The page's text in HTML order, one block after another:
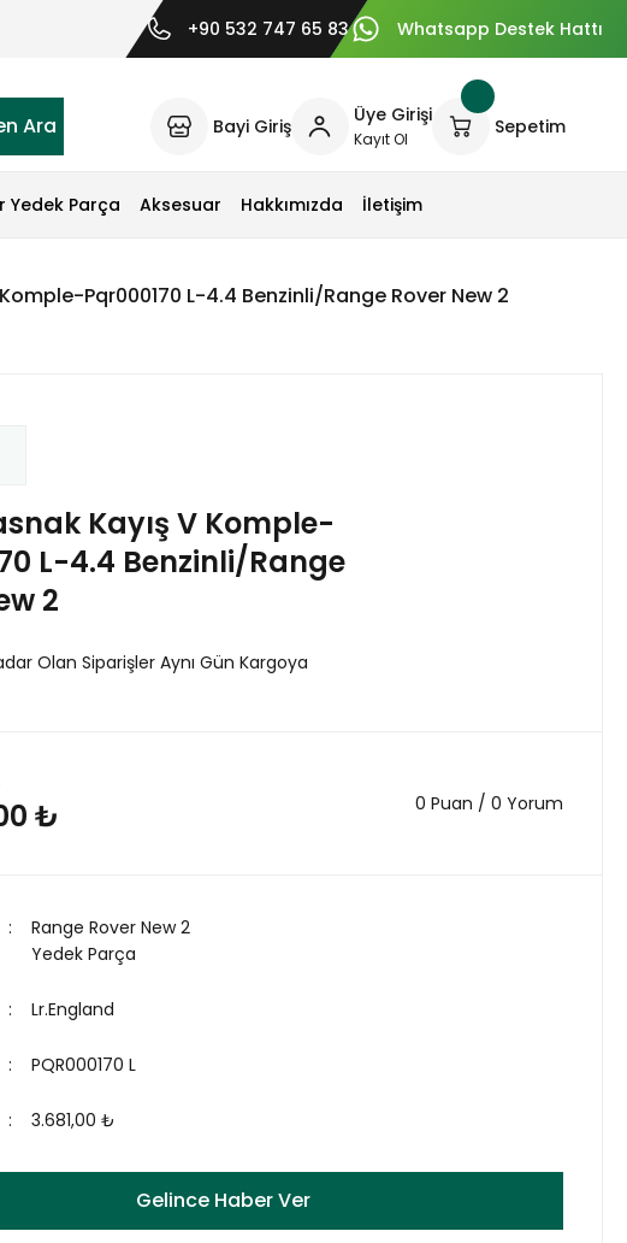
+90 532 747 65 83 Whatsapp Destek Hattı
Ara Bayi Giriş Üye Girişi
Kayıt Ol
Sepetim
Yedek Parça Aksesuar Hakkımızda İletişim
Pqr000170 L-4.4 Benzinli/Range Rover New 2
Kayış V Komple-
L-4.4 Benzinli/Range
2
Olan Siparişler Aynı Gün Kargoya
₺ 0 Puan / 0 Yorum
Range Rover New 2
Yedek Parça
Lr.England
PQR000170 L
3.681,00 ₺
Gelince Haber Ver